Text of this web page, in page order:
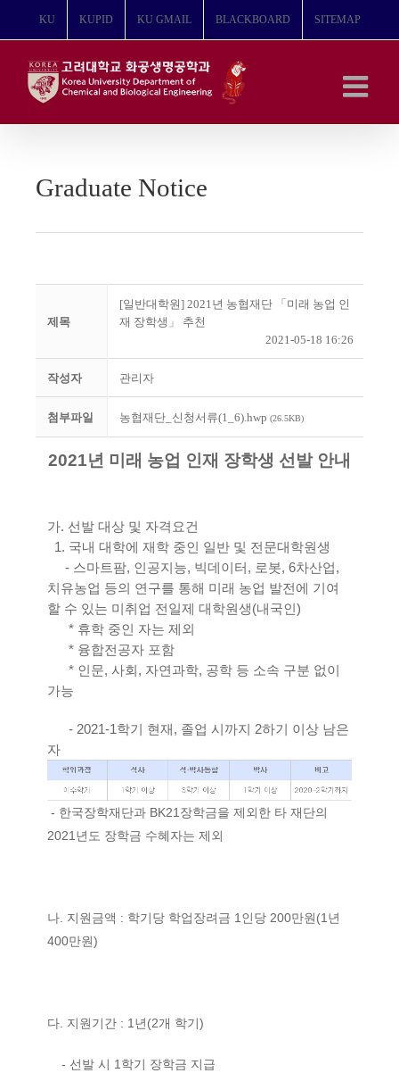
뛰
KU KUPID KU GMAIL BLACKBOARD SITEMAP
Graduate Notice
제목
[일반대학원] 2021년 농협재단 「미래 농업 인
재 장학생」 추천
2021-05-18 16:26
작성자 관리자
첨부파일 농협재단_신청서류(1_6).hwp (26.5KB)
2021년 미래 농업 인재 장학생 선발 안내
가. 선발 대상 및 자격요건
1. 국내 대학에 재학 중인 일반 및 전문대학원생
- 스마트팜, 인공지능, 빅데이터, 로봇, 6차산업,
치유농업 등의 연구를 통해 미래 농업 발전에 기여
할 수 있는 미취업 전일제 대학원생(내국인)
* 휴학 중인 자는 제외
* 융합전공자 포함
* 인문, 사회, 자연과학, 공학 등 소속 구분 없이
가능
- 2021-1학기 현재, 졸업 시까지 2하기 이상 남은
자
- 한국장학재단과 BK21장학금을 제외한 타 재단의
2021년도 장학금 수혜자는 제외
나. 지원금액 : 학기당 학업장려금 1인당 200만원(1년
400만원)
다. 지원기간 : 1년(2개 학기)
- 선발 시 1학기 장학금 지급